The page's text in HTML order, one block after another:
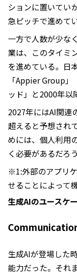
ションに置いてい
急ピッチで進めて
一方で人数が少な
業は、このタイミ
を進めている。日
「Appier Group
ッド」と2000年以
2027年にはAI関連
超えると予想され
めには、個人利用
く必要があるだろう
※1:外部のアプリ
せることによって
生成AIのユースケ
生成AIが登場した
能力だった。それ